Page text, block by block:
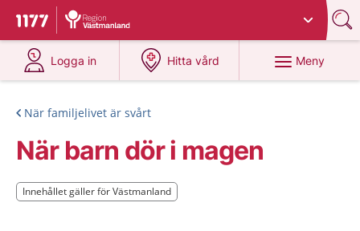
Till startsidan för 1177
Du har valt region
Logga in
på 1177.se
Hitta vård
på 1177.se
Meny
När familjelivet är svårt
När barn dör i magen
Innehållet gäller för Västmanland
Innehållet gäller för Västmanland